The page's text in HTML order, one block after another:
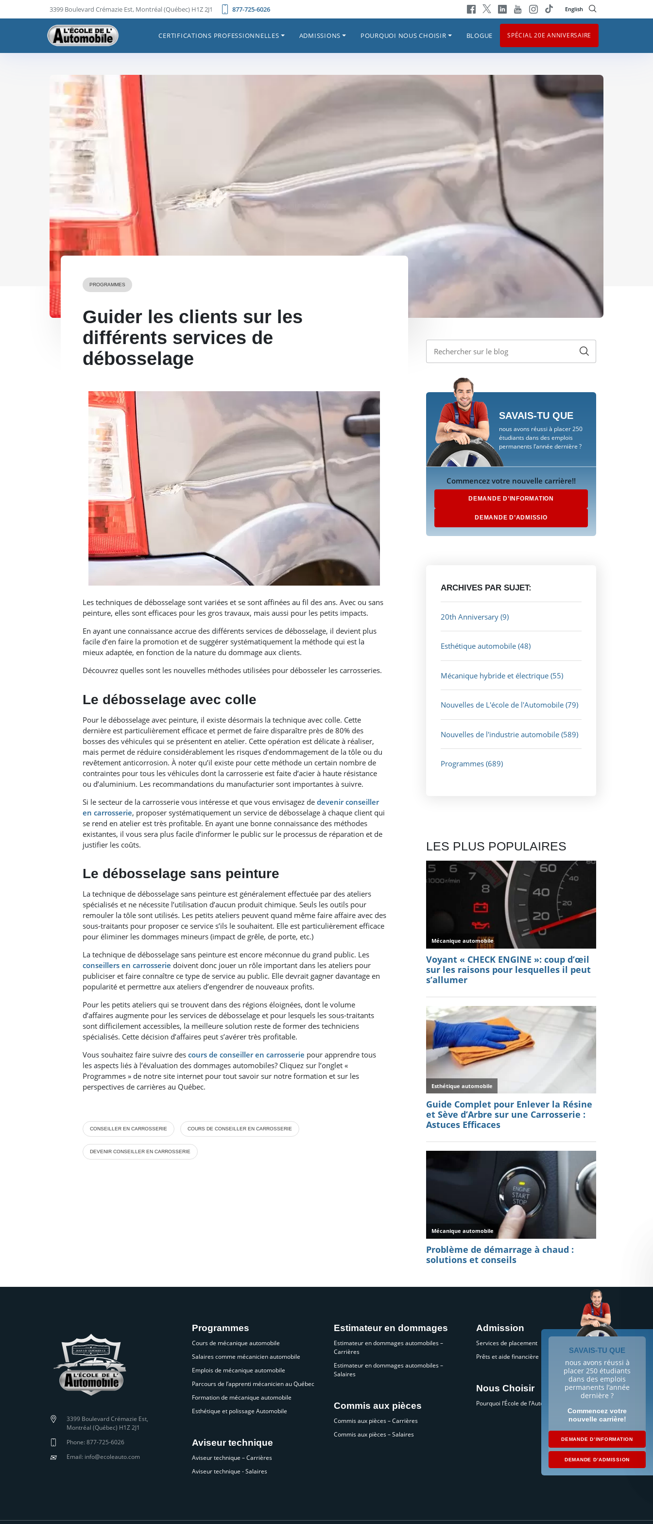
3399 Boulevard Crémazie Est, Montréal (Québec) H1Z 2J1 877-725-6026 English
CERTIFICATIONS PROFESSIONNELLES ADMISSIONS POURQUOI NOUS CHOISIR BLOGUE SPÉCIAL 20E ANNIVERSAIRE
PROGRAMMES
Guider les clients sur les
différents services de
débosselage
Les techniques de débosselage sont variées et se sont affinées au fil des ans. Avec ou sans
peinture, elles sont efficaces pour les gros travaux, mais aussi pour les petits impacts.
En ayant une connaissance accrue des différents services de débosselage, il devient plus
facile d’en faire la promotion et de suggérer systématiquement la méthode qui est la
mieux adaptée, en fonction de la nature du dommage aux clients.
Découvrez quelles sont les nouvelles méthodes utilisées pour débosseler les carrosseries.
Le débosselage avec colle
Pour le débosselage avec peinture, il existe désormais la technique avec colle. Cette
dernière est particulièrement efficace et permet de faire disparaître près de 80% des
bosses des véhicules qui se présentent en atelier. Cette opération est délicate à réaliser,
mais permet de réduire considérablement les risques d’endommagement de la tôle ou du
revêtement anticorrosion. À noter qu’il existe pour cette méthode un certain nombre de
contraintes pour tous les véhicules dont la carrosserie est faite d’acier à haute résistance
ou d’aluminium. Les recommandations du manufacturier sont importantes à suivre.
Si le secteur de la carrosserie vous intéresse et que vous envisagez de devenir conseiller
en carrosserie, proposer systématiquement un service de débosselage à chaque client qui
se rend en atelier est très profitable. En ayant une bonne connaissance des méthodes
existantes, il vous sera plus facile d’informer le public sur le processus de réparation et de
justifier les coûts.
Le débosselage sans peinture
La technique de débosselage sans peinture est généralement effectuée par des ateliers
spécialisés et ne nécessite l’utilisation d’aucun produit chimique. Seuls les outils pour
remouler la tôle sont utilisés. Les petits ateliers peuvent quand même faire affaire avec des
sous-traitants pour proposer ce service s’ils le souhaitent. Elle est particulièrement efficace
pour éliminer les dommages mineurs (impact de grêle, de porte, etc.)
La technique de débosselage sans peinture est encore méconnue du grand public. Les
conseillers en carrosserie doivent donc jouer un rôle important dans les ateliers pour
publiciser et faire connaître ce type de service au public. Elle devrait gagner davantage en
popularité et permettre aux ateliers d’engendrer de nouveaux profits.
Pour les petits ateliers qui se trouvent dans des régions éloignées, dont le volume
d’affaires augmente pour les services de débosselage et pour lesquels les sous-traitants
sont difficilement accessibles, la meilleure solution reste de former des techniciens
spécialisés. Cette décision d’affaires peut s’avérer très profitable.
Vous souhaitez faire suivre des cours de conseiller en carrosserie pour apprendre tous
les aspects liés à l’évaluation des dommages automobiles? Cliquez sur l’onglet «
Programmes » de notre site internet pour tout savoir sur notre formation et sur les
perspectives de carrières au Québec.
CONSEILLER EN CARROSSERIE COURS DE CONSEILLER EN CARROSSERIE
DEVENIR CONSEILLER EN CARROSSERIE
SAVAIS-TU QUE
nous avons réussi à placer 250
étudiants dans des emplois
permanents l’année dernière ?
Commencez votre nouvelle carrière!!
DEMANDE D’INFORMATION
DEMANDE D’ADMISSIO
ARCHIVES PAR SUJET:
20th Anniversary (9)
Esthétique automobile (48)
Mécanique hybride et électrique (55)
Nouvelles de L'école de l'Automobile (79)
Nouvelles de l'industrie automobile (589)
Programmes (689)
LES PLUS POPULAIRES
3399 Boulevard Crémazie Est,
Montréal (Québec) H1Z 2J1
Phone: 877-725-6026
✉ Email: info@ecoleauto.com
Programmes
Cours de mécanique automobile
Salaires comme mécanicien automobile
Emplois de mécanique automobile
Parcours de l’apprenti mécanicien au Québec
Formation de mécanique automobile
Esthétique et polissage Automobile
Aviseur technique
Aviseur technique – Carrières
Aviseur technique - Salaires
Estimateur en dommages
Estimateur en dommages automobiles –
Carrières
Estimateur en dommages automobiles –
Salaires
Commis aux pièces
Commis aux pièces – Carrières
Commis aux pièces – Salaires
Admission
Services de placement
Prêts et aide financière
Nous Choisir
Pourquoi l’École de l’Automobile?
SAVAIS-TU QUE
nous avons réussi à
placer 250 étudiants
dans des emplois
permanents l’année
dernière ?
Commencez votre
nouvelle carrière!
DEMANDE D’INFORMATION
DEMANDE D’ADMISSION